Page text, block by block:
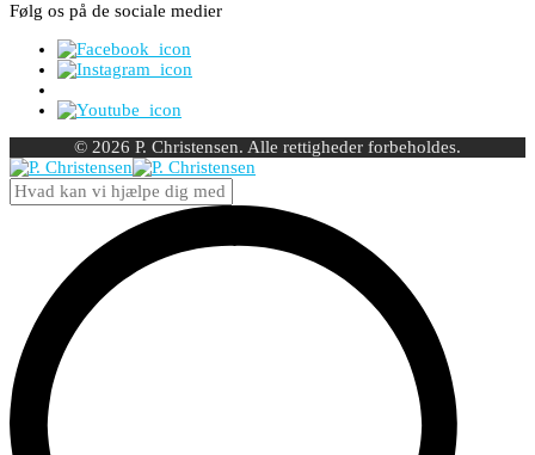
Følg os på de sociale medier
© 2026 P. Christensen. Alle rettigheder forbeholdes.